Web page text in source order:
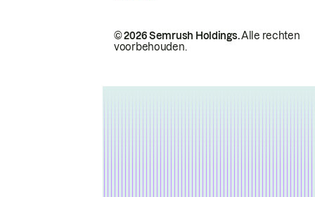
© 2026 Semrush Holdings.Alle rechten
voorbehouden.